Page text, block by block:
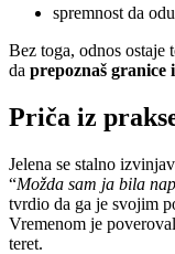
spremnost da
Bez toga, odnos ostaje
da prepoznaš granice
Priča iz
Jelena se stalno
“Možda sam ja bila
tvrdio da ga je svojim
Vremenom je
teret.